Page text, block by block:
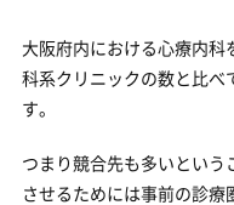
大阪府内における心療内
科系クリニックの数と比べ
す。
つまり競合先も多いとい
させるためには事前の診療